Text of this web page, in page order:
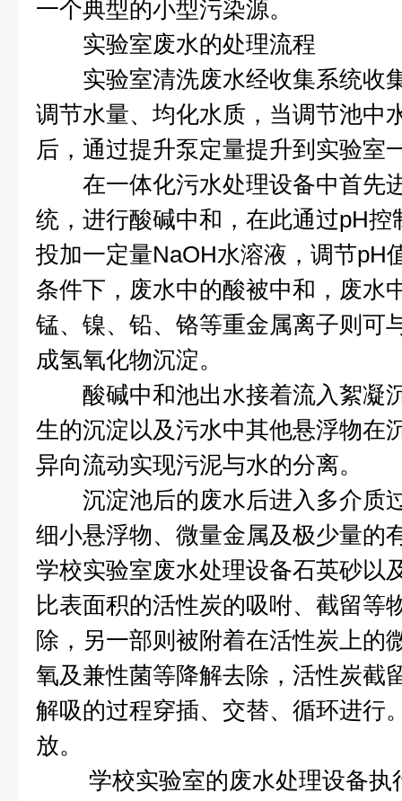
一个典型的小型污染源。
实验室废水的处理流程
实验室清洗废水经收集系统收
调节水量、均化水质，当调节池中
后，通过提升泵定量提升到实验室
在一体化污水处理设备中首先
统，进行酸碱中和，在此通过pH
投加一定量NaOH水溶液，调节pH
条件下，废水中的酸被中和，废水
锰、镍、铅、铬等重金属离子则可
成氢氧化物沉淀。
酸碱中和池出水接着流入絮凝
生的沉淀以及污水中其他悬浮物在
异向流动实现污泥与水的分离。
沉淀池后的废水后进入多介质
细小悬浮物、微量金属及极少量的
学校实验室废水处理设备石英砂以
比表面积的活性炭的吸咐、截留等
除，另一部则被附着在活性炭上的
氧及兼性菌等降解去除，活性炭截
解吸的过程穿插、交替、循环进行
放。
学校实验室的废水处理设备执